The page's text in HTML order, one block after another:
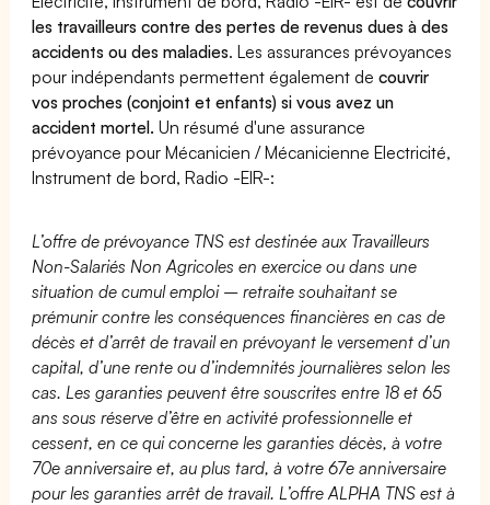
les travailleurs contre des pertes de revenus dues à des
accidents ou des maladies. Les assurances prévoyances
pour indépendants permettent également decouvrir
vos proches (conjoint et enfants) si vous avez un
accident mortel. Un résumé d'une assurance
prévoyance pour Mécanicien / Mécanicienne Electricité,
Instrument de bord, Radio -EIR-:
L’offre de prévoyance TNS est destinée aux Travailleurs
Non-Salariés Non Agricoles en exercice ou dans une
situation de cumul emploi – retraite souhaitant se
prémunir contre les conséquences financières en cas de
décès et d’arrêt de travail en prévoyant le versement d’un
capital, d’une rente ou d’indemnités journalières selon les
cas. Les garanties peuvent être souscrites entre 18 et 65
ans sous réserve d’être en activité professionnelle et
cessent, en ce qui concerne les garanties décès, à votre
70e anniversaire et, au plus tard, à votre 67e anniversaire
pour les garanties arrêt de travail. L’offre ALPHA TNS est à